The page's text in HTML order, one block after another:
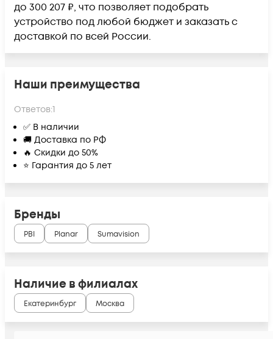
до 300 207 ₽, что позволяет подобрать
устройство под любой бюджет и заказать с
доставкой по всей России.
Наши преимущества
Ответов:1
✅ В наличии
🚚 Доставка по РФ
🔥 Скидки до 50%
⭐ Гарантия до 5 лет
Бренды
PBI Planar Sumavision
Наличие в филиалах
Екатеринбург Москва